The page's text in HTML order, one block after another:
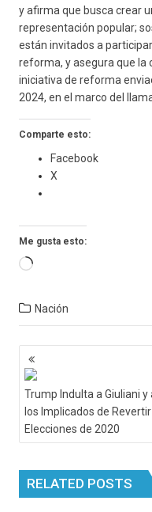
y afirma que busca crear
representación popular;
están invitados a
reforma, y asegura que la
iniciativa de reforma
2024, en el marco del
Comparte esto:
Facebook
X
Me gusta esto:
Cargando...
Nación
Navegación
de
entradas
Trump Indulta a Giuliani y
los Implicados de
Elecciones de 2020
RELATED POSTS